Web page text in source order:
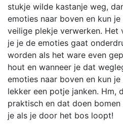
stukje wilde kastanje weg,
emoties naar boven en kun
veilige plekje verwerken. Het
je je de emoties gaat
worden als het ware even
hout en wanneer je dat
emoties naar boven en kun
lekker een potje janken. Hm,
praktisch en dat doen
je als je door het bos loopt!